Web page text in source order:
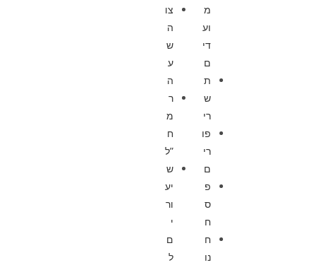
מ
וע
די
ם
ת
ש
רי
פו
רי
ם
פ
ס
ח
ח
נו
צו
ה
ש
ע
ה
ר
מ
ח
”ל
ש
יע
ור
י
ם
ל